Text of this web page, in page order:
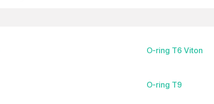
O-ring T6 Viton
O-ring T9